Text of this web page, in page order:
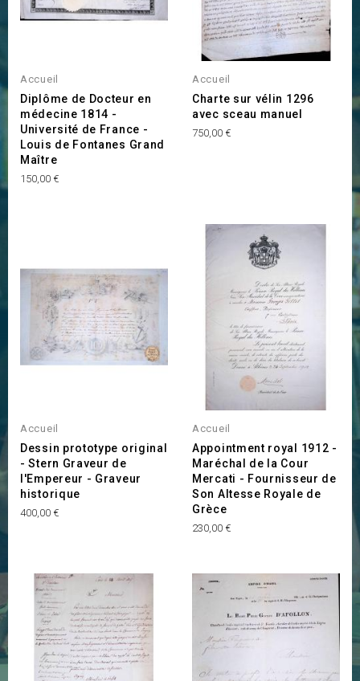
Accueil
Diplôme de Docteur en
médecine 1814 -
Université de France -
Louis de Fontanes Grand
Maître
Prix
150,00 €
Accueil
Charte sur vélin 1296
avec sceau manuel
Prix
750,00 €
Accueil
Dessin prototype original
- Stern Graveur de
l'Empereur - Graveur
historique
Prix
400,00 €
Accueil
Appointment royal 1912 -
Maréchal de la Cour
Mercati - Fournisseur de
Son Altesse Royale de
Grèce
Prix
230,00 €